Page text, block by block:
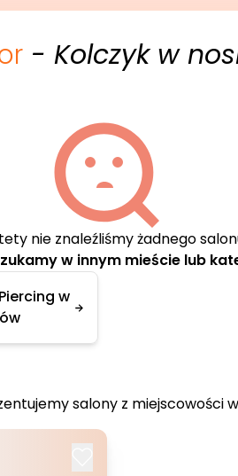
- Kolczyk w
nie znaleźliśmy żadnego
w innym mieście lub
w
salony z miejscowości